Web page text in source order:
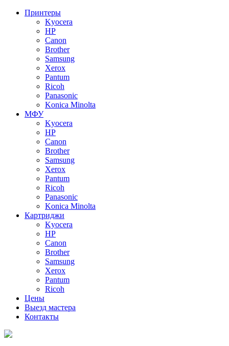
Принтеры
Kyocera
HP
Canon
Brother
Samsung
Xerox
Pantum
Ricoh
Panasonic
Konica Minolta
МФУ
Kyocera
HP
Canon
Brother
Samsung
Xerox
Pantum
Ricoh
Panasonic
Konica Minolta
Картриджи
Kyocera
HP
Canon
Brother
Samsung
Xerox
Pantum
Ricoh
Цены
Выезд мастера
Контакты